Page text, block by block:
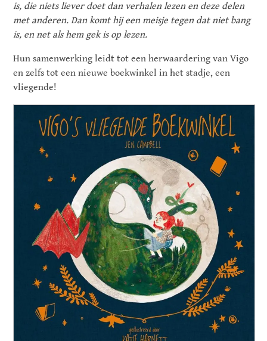
is, die niets liever doet dan verhalen lezen en deze delen
met anderen. Dan komt hij een meisje tegen dat niet bang
is, en net als hem gek is op lezen.
Hun samenwerking leidt tot een herwaardering van Vigo
en zelfs tot een nieuwe boekwinkel in het stadje, een
vliegende!